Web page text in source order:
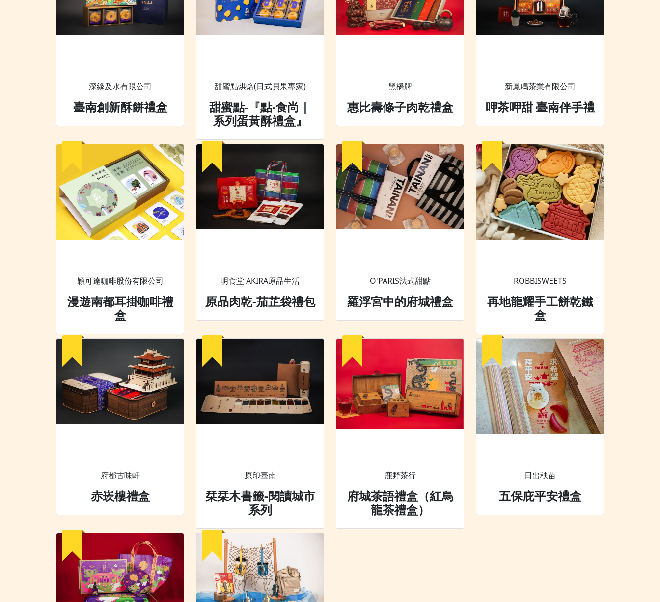
深緣及水有限公司
臺南創新酥餅禮盒
甜蜜點烘焙(日式貝果專家)
甜蜜點-『點‧食尚｜
系列蛋黃酥禮盒』
黑橋牌
惠比壽條子肉乾禮盒
新鳳鳴茶業有限公司
呷茶呷甜 臺南伴手禮
穎可達咖啡股份有限公司
漫遊南都耳掛咖啡禮
盒
明食堂 AKIRA原品生活
原品肉乾-茄芷袋禮包
O'PARIS法式甜點
羅浮宮中的府城禮盒
ROBBISWEETS
再地龍耀手工餅乾鐵
盒
府都古味軒
赤崁樓禮盒
原印臺南
栞栞木書籤-閱讀城市
系列
鹿野茶行
府城茶語禮盒（紅烏
龍茶禮盒）
日出秧苗
五保庇平安禮盒